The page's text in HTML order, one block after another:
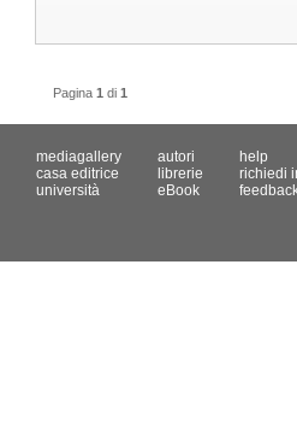
Pagina 1 di 1
mediagallery
casa editrice
università
autori
librerie
eBook
help
richiedi